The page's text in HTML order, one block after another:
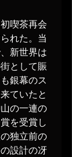
喫茶再会
れた。当
新世界は
として賑
銀幕のス
ていたと
の一連の
を受賞し
独立前の
設計の冴